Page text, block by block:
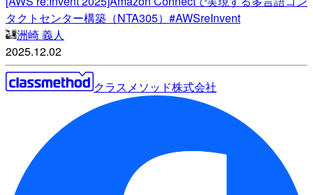
タクトセンター構築（NTA305）#AWSreInvent
洲崎 義人
2025.12.02
クラスメソッド株式会社